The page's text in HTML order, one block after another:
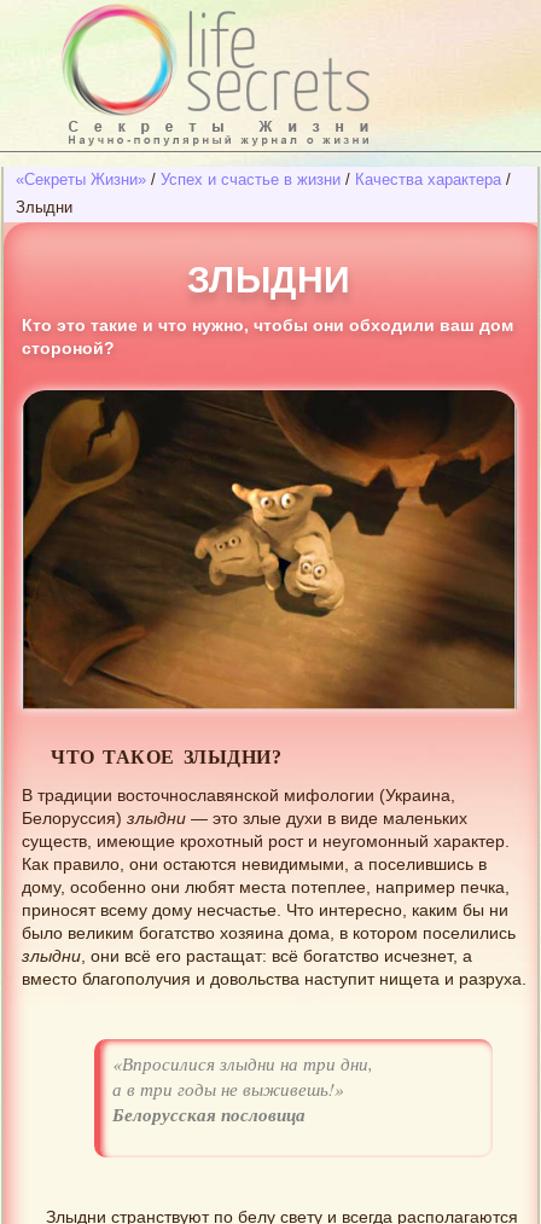
«Секреты Жизни» / Успех и счастье в жизни / Качества характера /
Злыдни
ЗЛЫДНИ
Кто это такие и что нужно, чтобы они обходили ваш дом
стороной?
ЧТО ТАКОЕ ЗЛЫДНИ?
В традиции восточнославянской мифологии (Украина,
Белоруссия) злыдни — это злые духи в виде маленьких
существ, имеющие крохотный рост и неугомонный характер.
Как правило, они остаются невидимыми, а поселившись в
дому, особенно они любят места потеплее, например печка,
приносят всему дому несчастье. Что интересно, каким бы ни
было великим богатство хозяина дома, в котором поселились
злыдни , они всё его растащат: всё богатство исчезнет, а
вместо благополучия и довольства наступит нищета и разруха.
«Впросилися злыдни на три дни,
а в три годы не выживешь!»
Белорусская пословица
Злыдни странствуют по белу свету и всегда располагаются